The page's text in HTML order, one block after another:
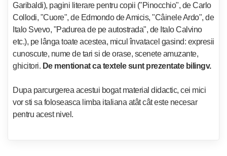
Garibaldi), pagini literare pentru copii ("Pinocchio", de Carlo
Collodi, "Cuore", de Edmondo de Amicis, "Câinele Ardo", de
Italo Svevo, "Padurea de pe autostrada", de Italo Calvino
etc.), pe lânga toate acestea, micul învatacel gasind: expresii
cunoscute, nume de tari si de orase, scenete amuzante,
ghicitori. De mentionat ca textele sunt prezentate bilingv.
Dupa parcurgerea acestui bogat material didactic, cei mici
vor sti sa foloseasca limba italiana atât cât este necesar
pentru acest nivel.